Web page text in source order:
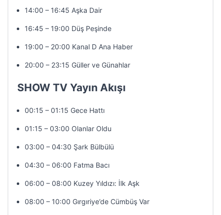
14:00 – 16:45 Aşka Dair
16:45 – 19:00 Düş Peşinde
19:00 – 20:00 Kanal D Ana Haber
20:00 – 23:15 Güller ve Günahlar
SHOW TV Yayın Akışı
00:15 – 01:15 Gece Hattı
01:15 – 03:00 Olanlar Oldu
03:00 – 04:30 Şark Bülbülü
04:30 – 06:00 Fatma Bacı
06:00 – 08:00 Kuzey Yıldızı: İlk Aşk
08:00 – 10:00 Gırgıriye’de Cümbüş Var